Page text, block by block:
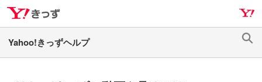
ナ
ビ
ゲ
ー
メ
イ
ン
コ